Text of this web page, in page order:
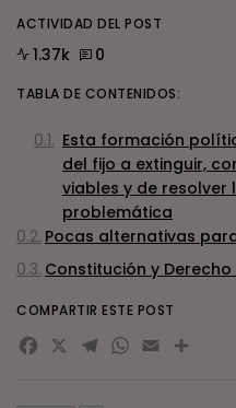
ACTIVIDAD DEL POST
1.37k 0
TABLA DE CONTENIDOS:
Esta formación
del fijo a extinguir,
viables y de resolver
problemática
Pocas alternativas
Constitución y Derecho
COMPARTIR ESTE POST
Facebook
X Telegram
Email